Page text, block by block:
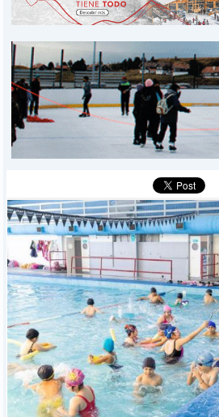
PROVINCIALES
DEPORTES
POLICIALES
I-DIARIO
MÁS
BÚSQUEDA